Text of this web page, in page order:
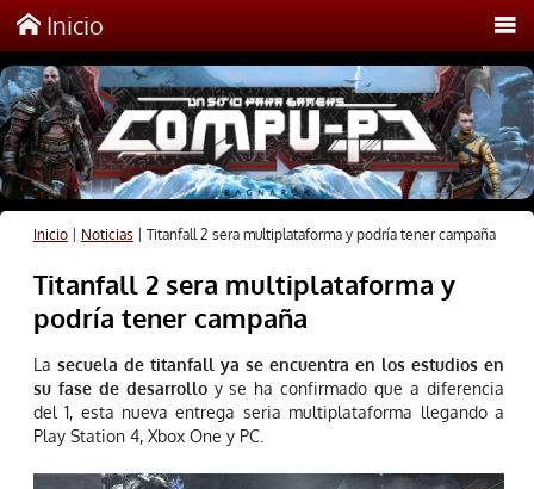
Inicio
Inicio| Noticias Titanfall 2 sera multiplataforma y podría tener campaña
Titanfall 2 sera multiplataforma y
podría tener campaña
La secuela de titanfall ya se encuentra en los estudios en
su fase de desarrolloy se ha confirmado que a diferencia
del 1, esta nueva entrega seria multiplataforma llegando a
Play Station 4, Xbox One y PC.